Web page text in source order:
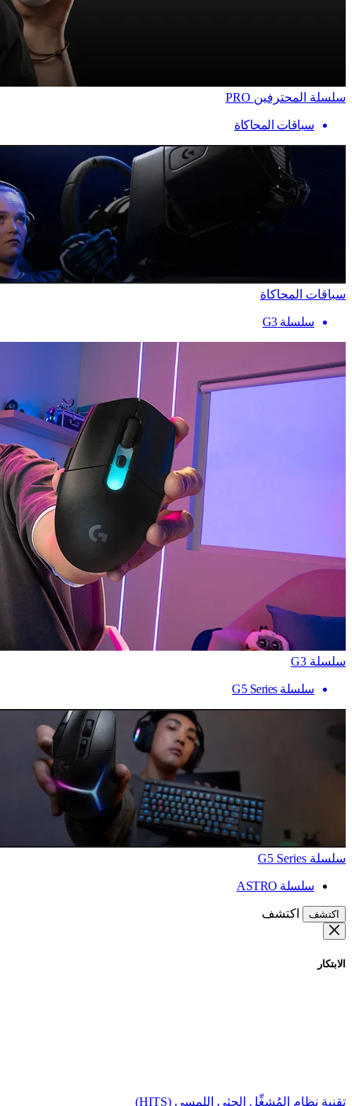
سلسلة المحترفين PRO
سباقات المحاكاة
سباقات المحاكاة
سلسلة G3
سلسلة G3
سلسلة G5 Series
سلسلة G5 Series
سلسلة ASTRO
اكتشف اكتشف
الابتكار
تقنية نظام المُشغِّل الحثي اللمسي (HITS)